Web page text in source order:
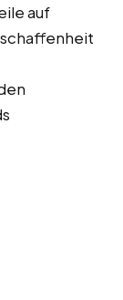
auf